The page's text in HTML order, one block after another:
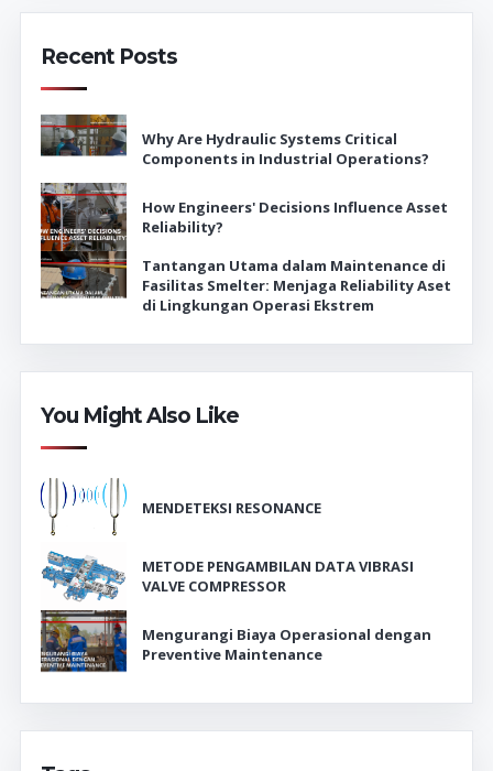
Recent Posts
Why Are Hydraulic Systems Critical
Components in Industrial Operations?
How Engineers' Decisions Influence Asset
Reliability?
Tantangan Utama dalam Maintenance di
Fasilitas Smelter: Menjaga Reliability Aset
di Lingkungan Operasi Ekstrem
You Might Also Like
MENDETEKSI RESONANCE
METODE PENGAMBILAN DATA VIBRASI
VALVE COMPRESSOR
Mengurangi Biaya Operasional dengan
Preventive Maintenance